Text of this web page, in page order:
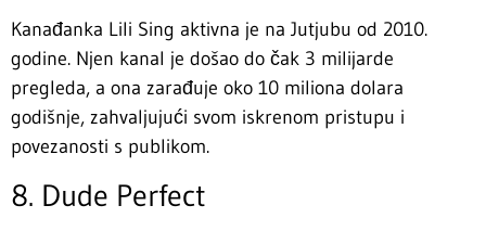
Kanađanka Lili Sing aktivna je na Jutjubu od 2010.
godine. Njen kanal je došao do čak 3 milijarde
pregleda, a ona zarađuje oko 10 miliona dolara
godišnje, zahvaljujući svom iskrenom pristupu i
povezanosti s publikom.
8. Dude Perfect